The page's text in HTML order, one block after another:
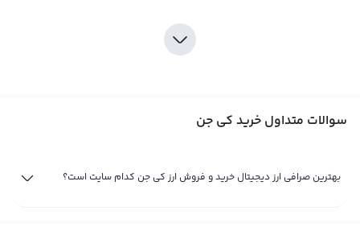
سوالات متداول خرید کي جن
بهترین صرافی ارز دیجیتال خرید و فروش ارز کي جن کدام سایت است؟